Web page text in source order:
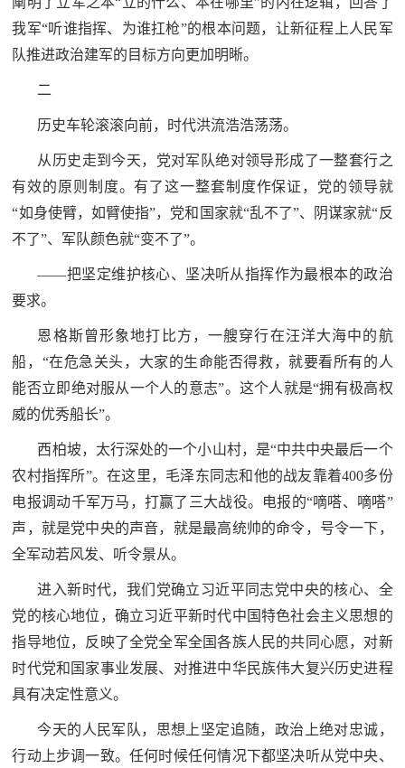
红
色
关
们
我军“听谁指挥、为谁扛枪”的根本问题，让新征程上人民军
队推进政治建军的目标方向更加明晰。
二
历史车轮滚滚向前，时代洪流浩浩荡荡。
从历史走到今天，党对军队绝对领导形成了一整套行之
有效的原则制度。有了这一整套制度作保证，党的领导就
“如身使臂，如臂使指”，党和国家就“乱不了”、阴谋家就“反
不了”、军队颜色就“变不了”。
——把坚定维护核心、坚决听从指挥作为最根本的政治
要求。
恩格斯曾形象地打比方，一艘穿行在汪洋大海中的航
船，“在危急关头，大家的生命能否得救，就要看所有的人
能否立即绝对服从一个人的意志”。这个人就是“拥有极高权
威的优秀船长”。
西柏坡，太行深处的一个小山村，是“中共中央最后一个
农村指挥所”。在这里，毛泽东同志和他的战友靠着400多份
电报调动千军万马，打赢了三大战役。电报的“嘀嗒、嘀嗒”
声，就是党中央的声音，就是最高统帅的命令，号令一下，
全军动若风发、听令景从。
进入新时代，我们党确立习近平同志党中央的核心、全
党的核心地位，确立习近平新时代中国特色社会主义思想的
指导地位，反映了全党全军全国各族人民的共同心愿，对新
时代党和国家事业发展、对推进中华民族伟大复兴历史进程
具有决定性意义。
今天的人民军队，思想上坚定追随，政治上绝对忠诚，
行动上步调一致。任何时候任何情况下都坚决听从党中央、